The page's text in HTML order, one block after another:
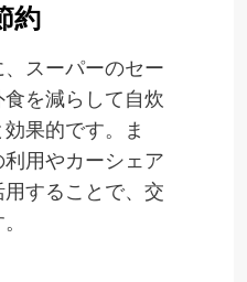
約
スーパーのセー
を減らして自炊
果的です。ま
用やカーシェア
することで、交